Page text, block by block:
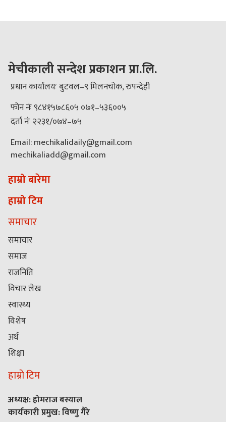
मेचीकाली सन्देश प्रकाशन प्रा.लि.
प्रधान कार्यालयः बुटवल–९ मिलनचोक, रुपन्देही
फोन नंः ९८४१५७८६०५ ०७१–५३६००५
दर्ता नंः २२३१/०७४–७५
Email: mechikalidaily@gmail.com
mechikaliadd@gmail.com
हाम्रो बारेमा
हाम्रो टिम
समाचार
समाचार
समाज
राजनिति
विचार लेख
स्वास्थ्य
विशेष
अर्थ
शिक्षा
हाम्रो टिम
अध्यक्ष: होमराज बस्याल
कार्यकारी प्रमुख: विष्णु गैरे